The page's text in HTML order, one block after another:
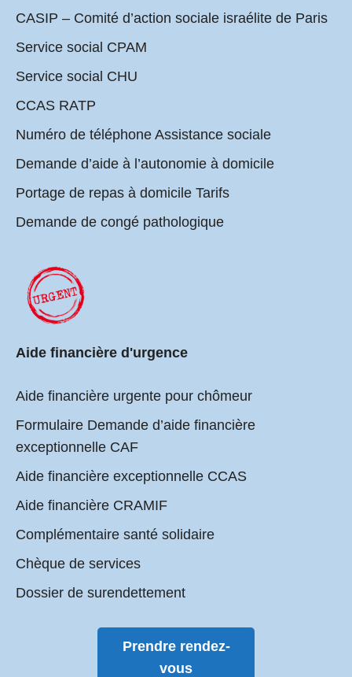
CASIP – Comité d’action sociale israélite de Paris
Service social CPAM
Service social CHU
CCAS RATP
Numéro de téléphone Assistance sociale
Demande d’aide à l’autonomie à domicile
Portage de repas à domicile Tarifs
Demande de congé pathologique
Aide financière d'urgence
Aide financière urgente pour chômeur
Formulaire Demande d’aide financière
exceptionnelle CAF
Aide financière exceptionnelle CCAS
Aide financière CRAMIF
Complémentaire santé solidaire
Chèque de services
Dossier de surendettement
Prendre rendez-
vous